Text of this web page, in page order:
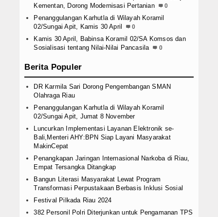
Kementan, Dorong Modernisasi Pertanian
0
Penanggulangan Karhutla di Wilayah Koramil
02/Sungai Apit, Kamis 30 April
0
Kamis 30 April, Babinsa Koramil 02/SA Komsos dan
Sosialisasi tentang Nilai-Nilai Pancasila
0
Berita Populer
DR Karmila Sari Dorong Pengembangan SMAN
Olahraga Riau
Penanggulangan Karhutla di Wilayah Koramil
02/Sungai Apit, Jumat 8 November
Luncurkan Implementasi Layanan Elektronik se-
Bali,Menteri AHY:BPN Siap Layani Masyarakat
MakinCepat
Penangkapan Jaringan Internasional Narkoba di Riau,
Empat Tersangka Ditangkap
Bangun Literasi Masyarakat Lewat Program
Transformasi Perpustakaan Berbasis Inklusi Sosial
Festival Pilkada Riau 2024
382 Personil Polri Diterjunkan untuk Pengamanan TPS